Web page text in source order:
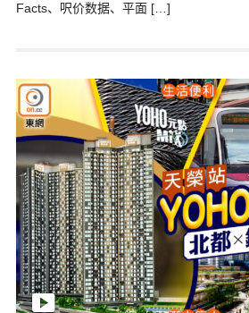
Facts、呎价数据、平面 […]